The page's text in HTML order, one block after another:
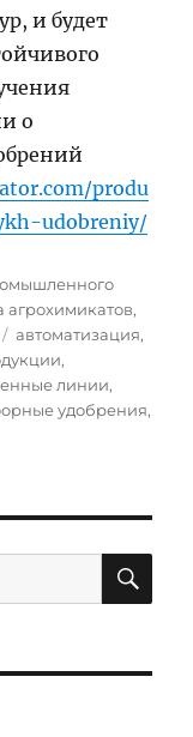
и будет
о
produ
udobreniy/
агрохимикатов,
Tags
автоматизация,
,
линии,
удобрения,